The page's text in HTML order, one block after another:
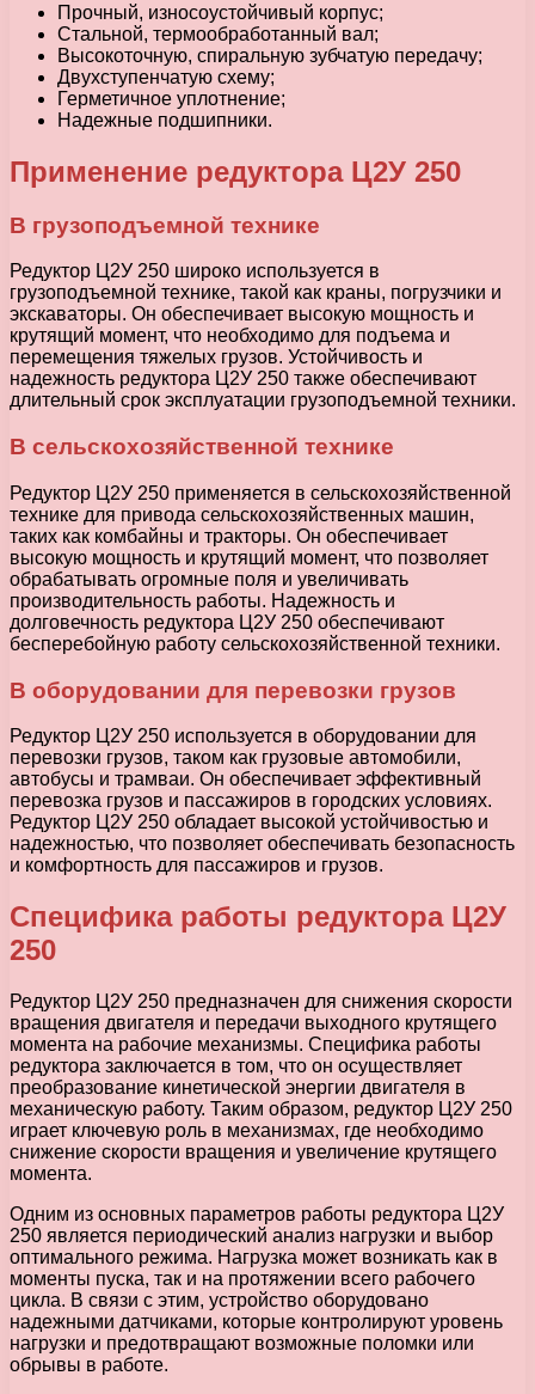
Прочный, износоустойчивый корпус;
Стальной, термообработанный вал;
Высокоточную, спиральную зубчатую передачу;
Двухступенчатую схему;
Герметичное уплотнение;
Надежные подшипники.
Применение редуктора Ц2У 250
В грузоподъемной технике
Редуктор Ц2У 250 широко используется в
грузоподъемной технике, такой как краны, погрузчики и
экскаваторы. Он обеспечивает высокую мощность и
крутящий момент, что необходимо для подъема и
перемещения тяжелых грузов. Устойчивость и
надежность редуктора Ц2У 250 также обеспечивают
длительный срок эксплуатации грузоподъемной техники.
В сельскохозяйственной технике
Редуктор Ц2У 250 применяется в сельскохозяйственной
технике для привода сельскохозяйственных машин,
таких как комбайны и тракторы. Он обеспечивает
высокую мощность и крутящий момент, что позволяет
обрабатывать огромные поля и увеличивать
производительность работы. Надежность и
долговечность редуктора Ц2У 250 обеспечивают
бесперебойную работу сельскохозяйственной техники.
В оборудовании для перевозки грузов
Редуктор Ц2У 250 используется в оборудовании для
перевозки грузов, таком как грузовые автомобили,
автобусы и трамваи. Он обеспечивает эффективный
перевозка грузов и пассажиров в городских условиях.
Редуктор Ц2У 250 обладает высокой устойчивостью и
надежностью, что позволяет обеспечивать безопасность
и комфортность для пассажиров и грузов.
Специфика работы редуктора Ц2У
250
Редуктор Ц2У 250 предназначен для снижения скорости
вращения двигателя и передачи выходного крутящего
момента на рабочие механизмы. Специфика работы
редуктора заключается в том, что он осуществляет
преобразование кинетической энергии двигателя в
механическую работу. Таким образом, редуктор Ц2У 250
играет ключевую роль в механизмах, где необходимо
снижение скорости вращения и увеличение крутящего
момента.
Одним из основных параметров работы редуктора Ц2У
250 является периодический анализ нагрузки и выбор
оптимального режима. Нагрузка может возникать как в
моменты пуска, так и на протяжении всего рабочего
цикла. В связи с этим, устройство оборудовано
надежными датчиками, которые контролируют уровень
нагрузки и предотвращают возможные поломки или
обрывы в работе.